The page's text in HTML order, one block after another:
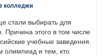
колледжи
стали выбирать для
Причина этого в том числе
учебные заведения.
олимпиад и тем, кто